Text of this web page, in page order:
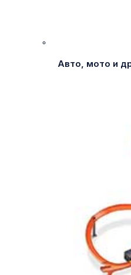
Авто, мото и